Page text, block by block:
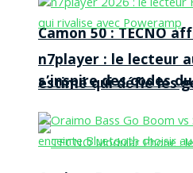
Camon 50 : TECNO
s’inspire des codes
n7player : le lecteur
estimé qui défie les